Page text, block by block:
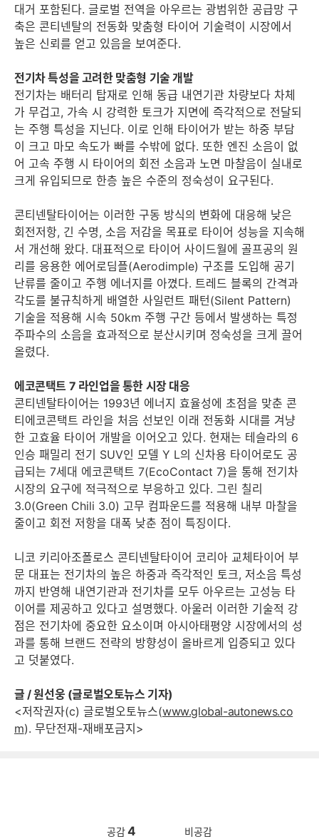
대거 포함된다. 글로벌 전역을 아우르는 광범위한 공급망 구
축은 콘티넨탈의 전동화 맞춤형 타이어 기술력이 시장에서
높은 신뢰를 얻고 있음을 보여준다.
전기차 특성을 고려한 맞춤형 기술 개발
전기차는 배터리 탑재로 인해 동급 내연기관 차량보다 차체
가 무겁고, 가속 시 강력한 토크가 지면에 즉각적으로 전달되
는 주행 특성을 지닌다. 이로 인해 타이어가 받는 하중 부담
이 크고 마모 속도가 빠를 수밖에 없다. 또한 엔진 소음이 없
어 고속 주행 시 타이어의 회전 소음과 노면 마찰음이 실내로
크게 유입되므로 한층 높은 수준의 정숙성이 요구된다.
콘티넨탈타이어는 이러한 구동 방식의 변화에 대응해 낮은
회전저항, 긴 수명, 소음 저감을 목표로 타이어 성능을 지속해
서 개선해 왔다. 대표적으로 타이어 사이드월에 골프공의 원
리를 응용한 에어로딤플(Aerodimple) 구조를 도입해 공기
난류를 줄이고 주행 에너지를 아꼈다. 트레드 블록의 간격과
각도를 불규칙하게 배열한 사일런트 패턴(Silent Pattern)
기술을 적용해 시속 50km 주행 구간 등에서 발생하는 특정
주파수의 소음을 효과적으로 분산시키며 정숙성을 크게 끌어
올렸다.
에코콘택트 7 라인업을 통한 시장 대응
콘티넨탈타이어는 1993년 에너지 효율성에 초점을 맞춘 콘
티에코콘택트 라인을 처음 선보인 이래 전동화 시대를 겨냥
한 고효율 타이어 개발을 이어오고 있다. 현재는 테슬라의 6
인승 패밀리 전기 SUV인 모델 Y L의 신차용 타이어로도 공
급되는 7세대 에코콘택트 7(EcoContact 7)을 통해 전기차
시장의 요구에 적극적으로 부응하고 있다. 그린 칠리
3.0(Green Chili 3.0) 고무 컴파운드를 적용해 내부 마찰을
줄이고 회전 저항을 대폭 낮춘 점이 특징이다.
니코 키리아조폴로스 콘티넨탈타이어 코리아 교체타이어 부
문 대표는 전기차의 높은 하중과 즉각적인 토크, 저소음 특성
까지 반영해 내연기관과 전기차를 모두 아우르는 고성능 타
이어를 제공하고 있다고 설명했다. 아울러 이러한 기술적 강
점은 전기차에 중요한 요소이며 아시아태평양 시장에서의 성
과를 통해 브랜드 전략의 방향성이 올바르게 입증되고 있다
고 덧붙였다.
글 / 원선웅 (글로벌오토뉴스 기자)
<저작권자(c) 글로벌오토뉴스(www.global-autonews.co
m). 무단전재-재배포금지>
공감 4 비공감